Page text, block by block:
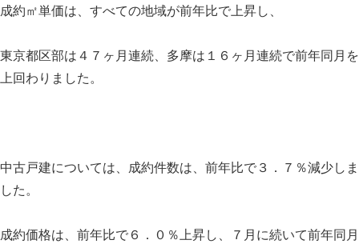
成約㎡単価は、すべての地域が前年比で上昇し、
東京都区部は４７ヶ月連続、多摩は１６ヶ月連続で前年同月を
上回わりました。
中古戸建については、成約件数は、前年比で３．７％減少しま
した。
成約価格は、前年比で６．０％上昇し、７月に続いて前年同月